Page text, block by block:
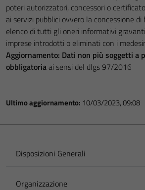
poteri autorizzatori, concessori o
ai servizi pubblici ovvero la concessione
elenco di tutti gli oneri informativi
imprese introdotti o eliminati con i
Aggiornamento: Dati non più soggetti a
obbligatoriaai sensi del dlgs 97/2016
Ultimo aggiornamento: 10/03/2023, 09:08
Disposizioni Generali
Organizzazione